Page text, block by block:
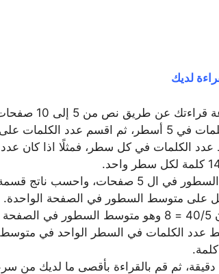
لديك
نص من 5 إلى 10 صفحات ومؤقت لحساب الوقت.
ثم قم بحساب عدد السطور في ال 5
ثم قم بالقراءة بأقصى ما لديك من